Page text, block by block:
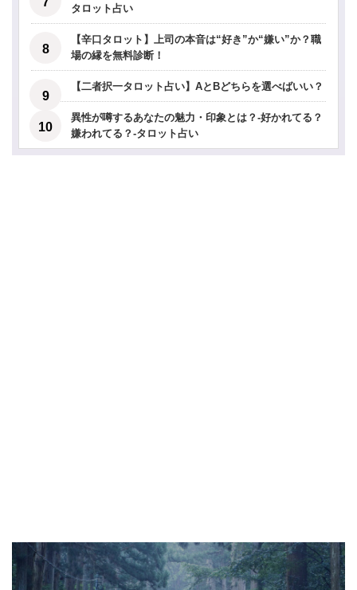
タロット占い
【辛口タロット】上司の本音は“好き”か“嫌い”か？職
場の縁を無料診断！
【二者択一タロット占い】AとBどちらを選べばいい？
異性が噂するあなたの魅力・印象とは？-好かれてる？
嫌われてる？-タロット占い